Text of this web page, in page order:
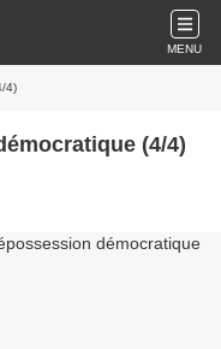
MENU
4)
(4/4)